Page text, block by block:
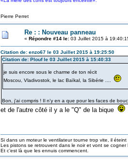
Pierre Perret
Re : : Nouveau panneau
« Répondre #14 le:03 Juillet 2015 à
Citation de: enzo67 le 03 Juillet 2015 à 19:25:50
Citation de: Plouf le 03 Juillet 2015 à 15:40:33
je suis encore sous le charme de ton récit
Moscou, Vladivostok, le lac Baïkal, la Sibérie ....
Bon, j'ai compris ! Il n'y en a que pour les faces de
et de l'autre côté il y a le "Q" de la bique
Si dans un moteur le ventilateur tourne trop vite, il éteint
Les pistons se retrouvent dans le noir et vont se
Et c’est là que les ennuis commencent.